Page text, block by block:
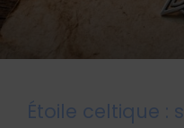
Étoile celtique :